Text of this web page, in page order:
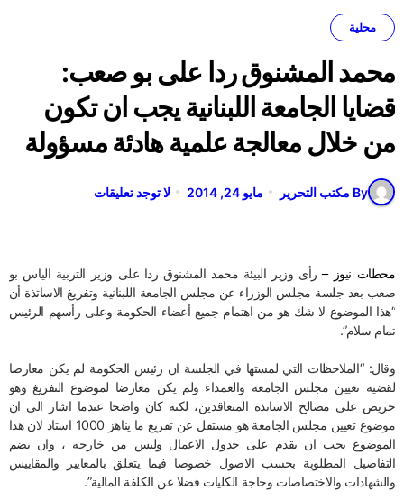
محلية
محمد المشنوق ردا على بو صعب:
قضايا الجامعة اللبنانية يجب ان تكون
من خلال معالجة علمية هادئة مسؤولة
By مكتب التحرير مايو 24, 2014 لا توجد تعليقات
محطات نيوز – رأى وزير البيئة محمد المشنوق ردا على وزير التربية الياس بو
صعب بعد جلسة مجلس الوزراء عن مجلس الجامعة اللبنانية وتفريغ الاساتذة أن
“هذا الموضوع لا شك هو من اهتمام جميع أعضاء الحكومة وعلى رأسهم الرئيس
تمام سلام”.
وقال: “الملاحظات التي لمستها في الجلسة ان رئيس الحكومة لم يكن معارضا
لقضية تعيين مجلس الجامعة والعمداء ولم يكن معارضا لموضوع التفريغ وهو
حريص على مصالح الاساتذة المتعاقدين، لكنه كان واضحا عندما اشار الى ان
موضوع تعيين مجلس الجامعة هو مستقل عن تفريغ ما يناهز 1000 استاذ لان هذا
الموضوع يجب ان يقدم على جدول الاعمال وليس من خارجه ، وان يضم
التفاصيل المطلوبة بحسب الاصول خصوصا فيما يتعلق بالمعايير والمقاييس
والشهادات والاختصاصات وحاجة الكليات فضلا عن الكلفة المالية”.